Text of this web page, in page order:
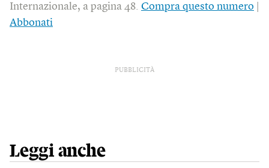
Internazionale, a pagina 48. Compra questo numero
Abbonati
PUBBLICITÀ
Leggi anche